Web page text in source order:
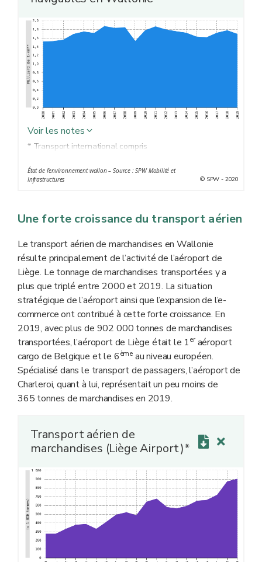
Voir les notes
* Transport international compris
d’intensité globale du transport. Elle correspond au
infrastructures et l’environnement.
État de l’environnement wallon – Source : SPW Mobilité et
Infrastructures
© SPW - 2020
Une forte croissance du transport aérien
Le transport aérien de marchandises en Wallonie
résulte principalement de l’activité de l’aéroport de
Liège. Le tonnage de marchandises transportées y a
plus que triplé entre 2000 et 2019. La situation
stratégique de l’aéroport ainsi que l’expansion de l’e-
commerce ont contribué à cette forte croissance. En
2019, avec plus de 902 000 tonnes de marchandises
transportées, l’aéroport de Liège était le 1eraéroport
cargo de Belgique et le 6èmeau niveau européen.
Spécialisé dans le transport de passagers, l’aéroport de
Charleroi, quant à lui, représentait un peu moins de
365 tonnes de marchandises en 2019.
Transport aérien de
marchandises (Liège Airport)*